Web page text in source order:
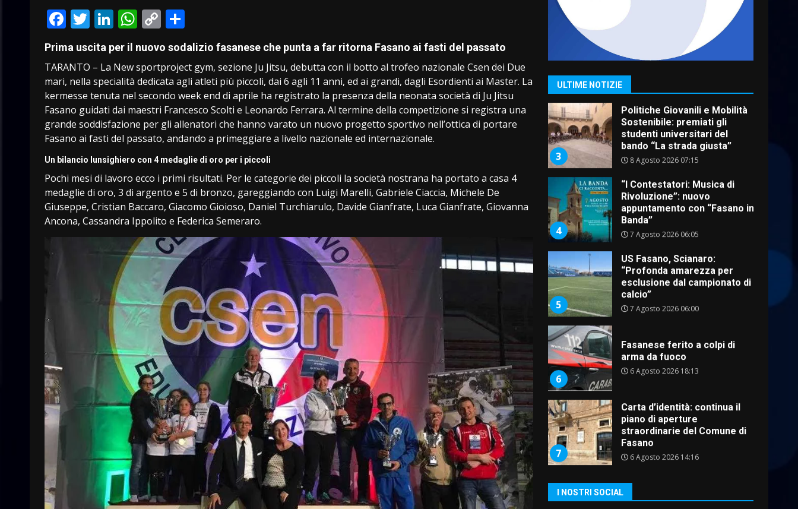
Facebook
Twitter
LinkedIn
WhatsApp
Copy
Link
Prima uscita per il nuovo sodalizio fasanese che punta a far ritorna Fasano ai fasti del passato
TARANTO – La New sportproject gym, sezione Ju Jitsu, debutta con il botto al trofeo nazionale Csen dei Due
mari, nella specialità dedicata agli atleti più piccoli, dai 6 agli 11 anni, ed ai grandi, dagli Esordienti ai Master. La
kermesse tenuta nel secondo week end di aprile ha registrato la presenza della neonata società di Ju Jitsu
Fasano guidati dai maestri Francesco Scolti e Leonardo Ferrara. Al termine della competizione si registra una
grande soddisfazione per gli allenatori che hanno varato un nuovo progetto sportivo nell’ottica di portare
Fasano ai fasti del passato, andando a primeggiare a livello nazionale ed internazionale.
Un bilancio lunsighiero con 4 medaglie di oro per i piccoli
Pochi mesi di lavoro ecco i primi risultati. Per le categorie dei piccoli la società nostrana ha portato a casa 4
medaglie di oro, 3 di argento e 5 di bronzo, gareggiando con Luigi Marelli, Gabriele Ciaccia, Michele De
Giuseppe, Cristian Baccaro, Giacomo Gioioso, Daniel Turchiarulo, Davide Gianfrate, Luca Gianfrate, Giovanna
Ancona, Cassandra Ippolito e Federica Semeraro.
ULTIME NOTIZIE
1 8 Agosto 2026 11:00
2
Savelletri in festa, domani
sera grande spettacolo con
3
Politiche Giovanili e Mobilità
Sostenibile: premiati gli
studenti universitari del
bando “La strada giusta”
8 Agosto 2026 07:15
4
“I Contestatori: Musica di
Rivoluzione”: nuovo
appuntamento con “Fasano in
Banda”
7 Agosto 2026 06:05
5
US Fasano, Scianaro:
“Profonda amarezza per
esclusione dal campionato di
calcio”
7 Agosto 2026 06:00
6
Fasanese ferito a colpi di
arma da fuoco
6 Agosto 2026 18:13
7
Carta d’identità: continua il
piano di aperture
straordinarie del Comune di
Fasano
6 Agosto 2026 14:16
ufficialmente la Festa di
I NOSTRI SOCIAL